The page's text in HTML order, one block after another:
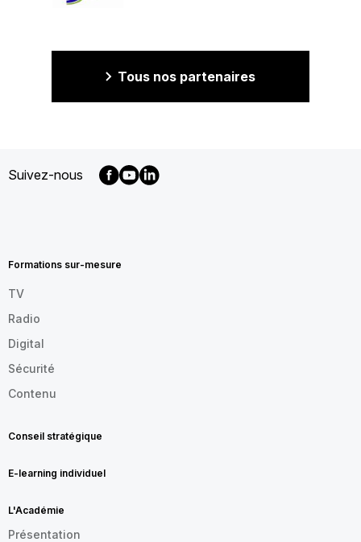
Tous nos partenaires
Suivez-nous
FR
Formations sur-mesure
TV
Radio
Digital
Sécurité
Contenu
Conseil stratégique
E-learning individuel
L'Académie
Présentation